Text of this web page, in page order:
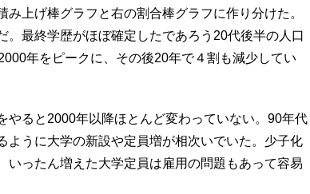
上げ棒グラフと右の割合棒グラフに作り分けた。
。最終学歴がほぼ確定したであろう20代後半の人口
年をピークに、その後20年で４割も減少してい
ると2000年以降ほとんど変わっていない。90年代
ように大学の新設や定員増が相次いでいた。少子化
いったん増えた大学定員は雇用の問題もあって容易